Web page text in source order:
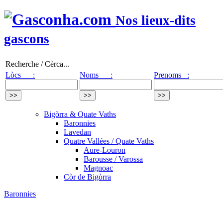
Nos lieux-dits
gascons
Recherche / Cèrca...
Lòcs :
Noms : Prenoms :
Bigòrra & Quate Vaths
Baronnies
Lavedan
Quatre Vallées / Quate Vaths
Aure-Louron
Barousse / Varossa
Magnoac
Còr de Bigòrra
Baronnies